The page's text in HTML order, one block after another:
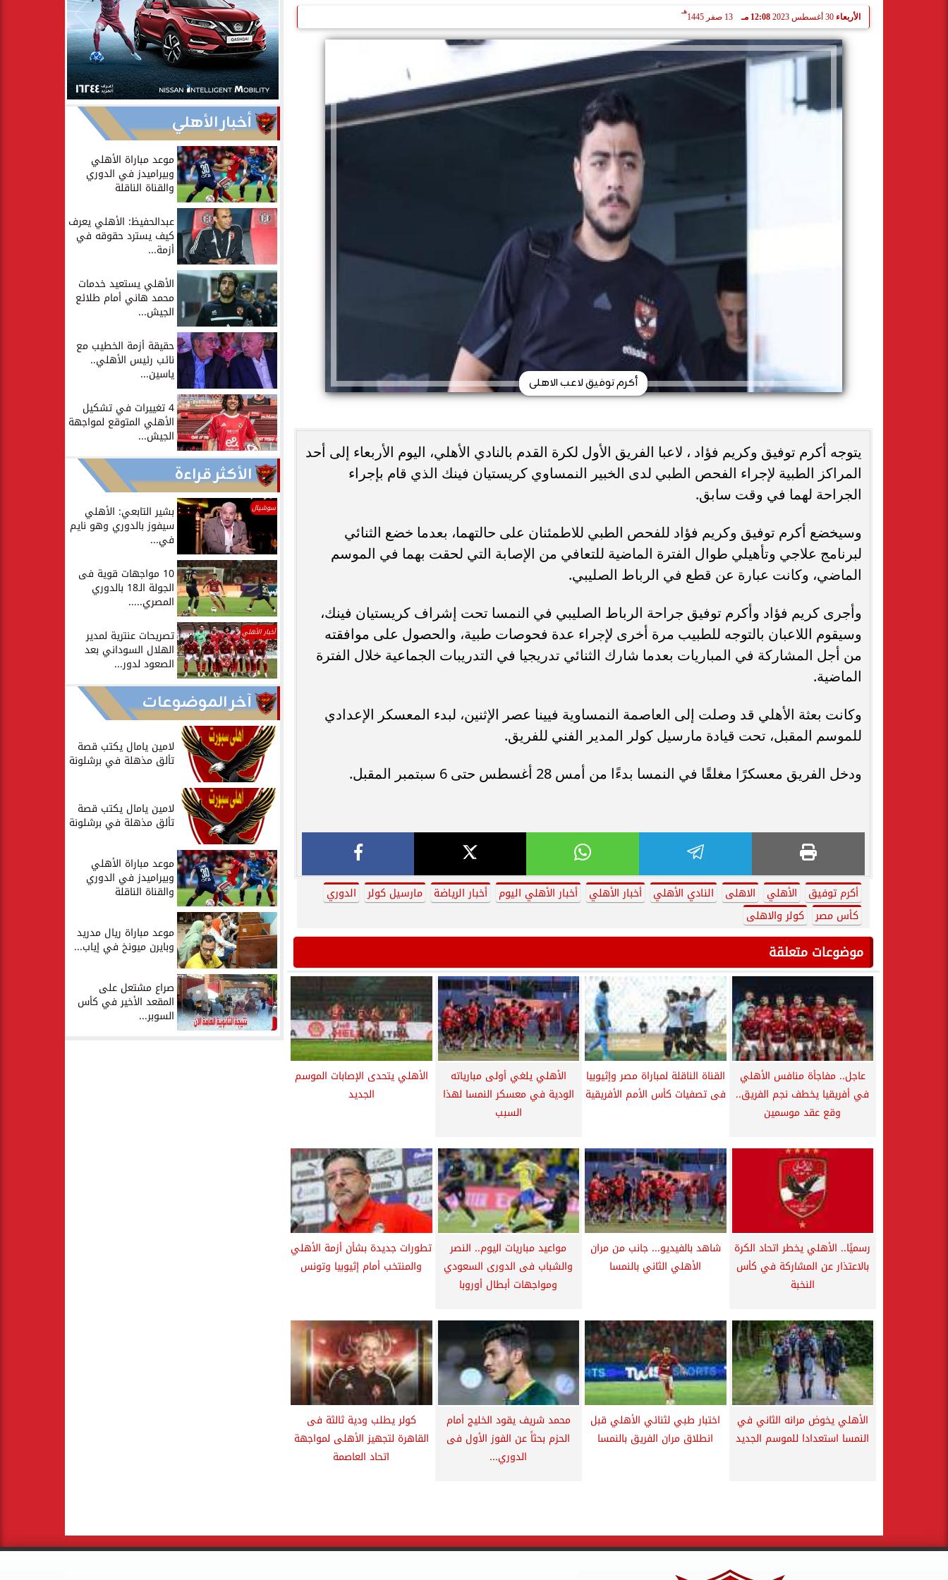
الأربعاء 30 أغسطس 2023 12:08 مـ 13 صفر 1445
هـ
أكرم توفيق لاعب الاهلى
يتوجه أكرم توفيق وكريم فؤاد ، لاعبا الفريق الأول لكرة القدم بالنادي الأهلي، اليوم الأربعاء إلى أحد
المراكز الطبية لإجراء الفحص الطبي لدى الخبير النمساوي كريستيان فينك الذي قام بإجراء
الجراحة لهما في وقت سابق.
وسيخضع أكرم توفيق وكريم فؤاد للفحص الطبي للاطمئنان على حالتهما، بعدما خضع الثنائي
لبرنامج علاجي وتأهيلي طوال الفترة الماضية للتعافي من الإصابة التي لحقت بهما في الموسم
الماضي، وكانت عبارة عن قطع في الرباط الصليبي.
وأجرى كريم فؤاد وأكرم توفيق جراحة الرباط الصليبي في النمسا تحت إشراف كريستيان فينك،
وسيقوم اللاعبان بالتوجه للطبيب مرة أخرى لإجراء عدة فحوصات طبية، والحصول على موافقته
من أجل المشاركة في المباريات بعدما شارك الثنائي تدريجيا في التدريبات الجماعية خلال الفترة
الماضية.
وكانت بعثة الأهلي قد وصلت إلى العاصمة النمساوية فيينا عصر الإثنين، لبدء المعسكر الإعدادي
للموسم المقبل، تحت قيادة مارسيل كولر المدير الفني للفريق.
ودخل الفريق معسكرًا مغلقًا في النمسا بدءًا من أمس 28 أغسطس حتى ‏‏6 سبتمبر المقبل.
أكرم توفيق الأهلي الاهلى النادي الأهلي أخبار الأهلي أخبار الأهلي اليوم أخبار الرياضة مارسيل كولر
الدوري
كأس مصر
كولر والاهلى
موضوعات متعلقة
عاجل.. مفاجأة منافس الأهلي
في أفريقيا يخطف نجم الفريق..
وقع عقد موسمين
القناة الناقلة لمباراة مصر وإثيوبيا
فى تصفيات كأس الأمم الأفريقية
الأهلي يلغي أولى مبارياته
الودية في معسكر النمسا لهذا
السبب
الأهلي يتحدى الإصابات الموسم
الجديد
رسميًا.. الأهلي يخطر اتحاد الكرة
بالاعتذار عن المشاركة في كأس
النخبة
شاهد بالفيديو... جانب من مران
الأهلي الثاني بالنمسا
مواعيد مباريات اليوم.. النصر
والشباب فى الدورى السعودي
ومواجهات أبطال أوروبا
تطورات جديدة بشأن أزمة الأهلي
والمنتخب أمام إثيوبيا وتونس
الأهلي يخوض مرانه الثاني في
النمسا استعدادا للموسم الجديد
اختبار طبي لثنائي الأهلي قبل
انطلاق مران الفريق بالنمسا
محمد شريف يقود الخليج أمام
الحزم بحثاً عن الفوز الأول فى
الدوري...
كولر يطلب ودية ثالثة فى
القاهرة لتجهيز الأهلى لمواجهة
اتحاد العاصمة
أخبار الأهلي
موعد مباراة الأهلي
وبيراميدز في الدوري
والقناة الناقلة
عبدالحفيظ: الأهلي يعرف
كيف يسترد حقوقه في
أزمة...
الأهلي يستعيد خدمات
محمد هاني أمام طلائع
الجيش...
حقيقة أزمة الخطيب مع
نائب رئيس الأهلي..
ياسين...
4 تغييرات في تشكيل
الأهلي المتوقع لمواجهة
الجيش...
الأكثر قراءة
سوشيال بشير التابعي: الأهلي
سيفوز بالدوري وهو نايم
في...
10 مواجهات قوية فى
الجولة الـ18 بالدوري
المصري.....
أخبار الأهلي تصريحات عنترية لمدير
الهلال السوداني بعد
الصعود لدور...
آخر الموضوعات
لامين يامال يكتب قصة
تألق مذهلة في برشلونة
لامين يامال يكتب قصة
تألق مذهلة في برشلونة
موعد مباراة الأهلي
وبيراميدز في الدوري
والقناة الناقلة
موعد مباراة ريال مدريد
وبايرن ميونخ في إياب...
صراع مشتعل على
المقعد الأخير في كأس
السوبر...